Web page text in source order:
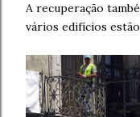
A recuperação
vários edifícios